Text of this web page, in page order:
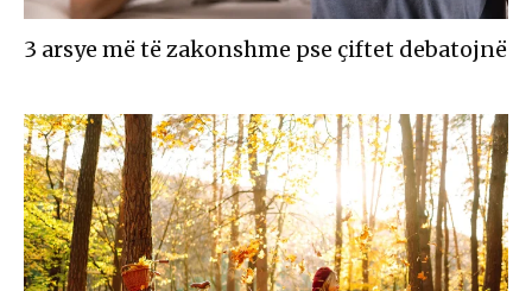
3 arsye më të zakonshme pse çiftet debatojnë